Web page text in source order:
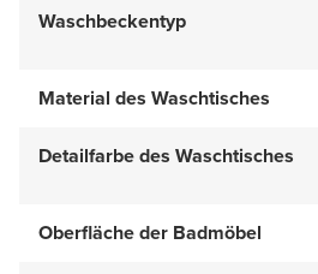
Waschbeckentyp
Material des Waschtisches
Detailfarbe des Waschtisches
Oberfläche der Badmöbel